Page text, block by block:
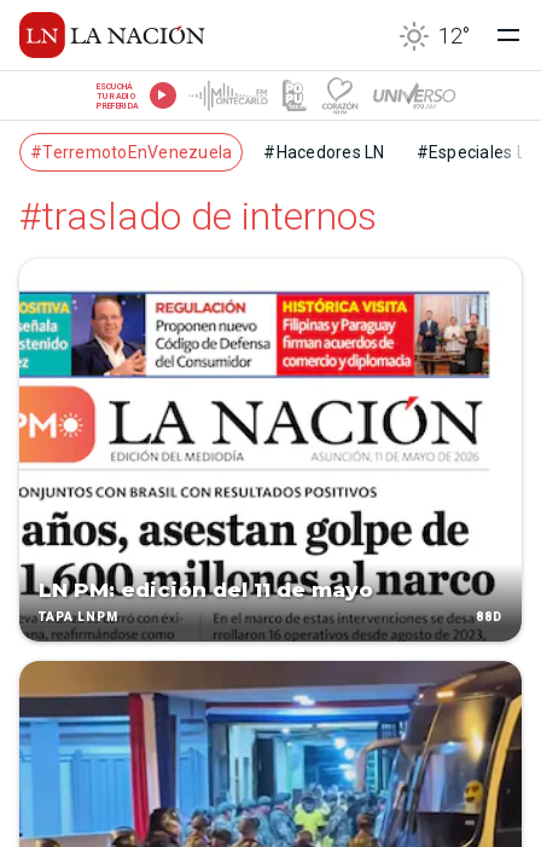
12°
ESCUCHÁ
TU RADIO
PREFERIDA
#TerremotoEnVenezuela #Hacedores LN #Especiales LN
#traslado de internos
LN PM: edición del 11 de mayo
TAPA LNPM 88D